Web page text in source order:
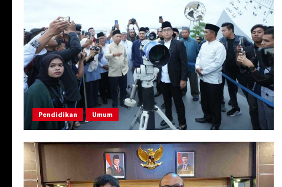
Pendidikan Umum